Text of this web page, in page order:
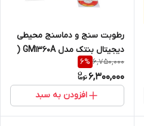
رطوبت سنج و دماسنج محیطی
دیجیتال بنتک مدل GM1360A (
)
6,750,000
6%
6,300,000
افزودن به سبد